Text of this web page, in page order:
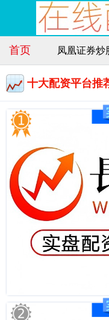
首页 凤凰证券炒
十大配资平台推